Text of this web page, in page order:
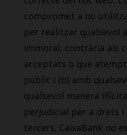
compromet a no
per realitzar qualsevol
immoral, contrària als
acceptats o que
públic i (b) amb
qualsevol manera
perjudicial per a drets i
tercers. CaixaBank no